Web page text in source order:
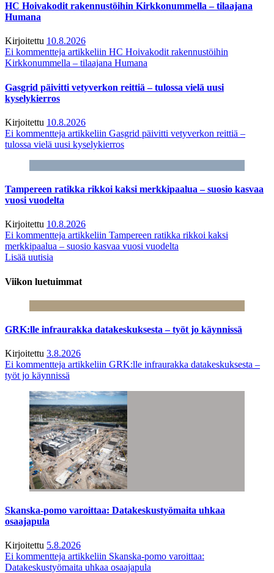
HC Hoivakodit rakennustöihin Kirkkonummella – tilaajana
Humana
Kirjoitettu 10.8.2026
Ei kommentteja artikkeliin HC Hoivakodit rakennustöihin
Kirkkonummella – tilaajana Humana
Gasgrid päivitti vetyverkon reittiä – tulossa vielä uusi
kyselykierros
Kirjoitettu 10.8.2026
Ei kommentteja artikkeliin Gasgrid päivitti vetyverkon reittiä –
tulossa vielä uusi kyselykierros
Tampereen ratikka rikkoi kaksi merkkipaalua – suosio kasvaa
vuosi vuodelta
Kirjoitettu 10.8.2026
Ei kommentteja artikkeliin Tampereen ratikka rikkoi kaksi
merkkipaalua – suosio kasvaa vuosi vuodelta
Lisää uutisia
Viikon luetuimmat
GRK:lle infraurakka datakeskuksesta – työt jo käynnissä
Kirjoitettu 3.8.2026
Ei kommentteja artikkeliin GRK:lle infraurakka datakeskuksesta –
työt jo käynnissä
Skanska-pomo varoittaa: Datakeskustyömaita uhkaa
osaajapula
Kirjoitettu 5.8.2026
Ei kommentteja artikkeliin Skanska-pomo varoittaa:
Datakeskustyömaita uhkaa osaajapula